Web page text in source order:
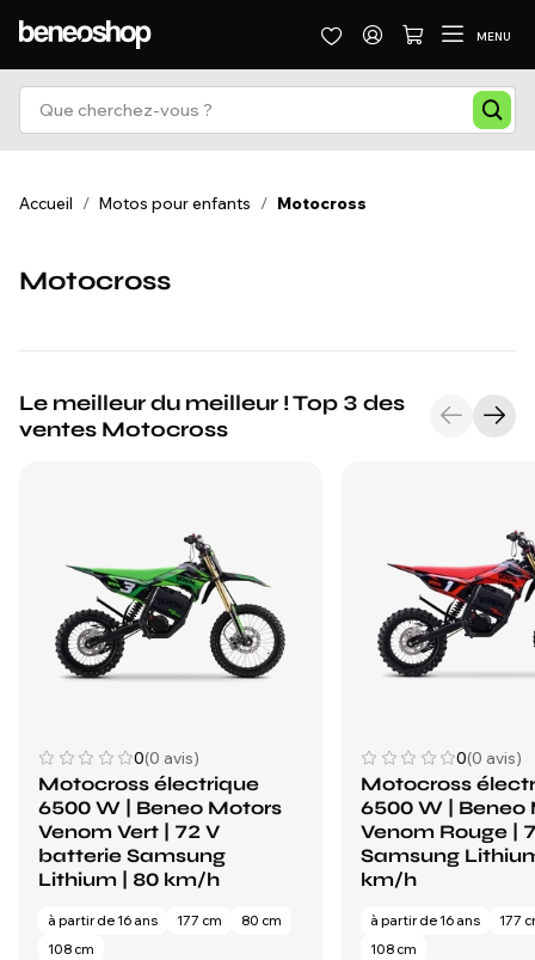
MENU
Accueil / Motos pour enfants / Motocross
Motocross
Le meilleur du meilleur ! Top 3 des
ventes Motocross
0(0 avis)
Motocross électrique
6500 W | Beneo Motors
Venom Vert | 72 V
batterie Samsung
Lithium | 80 km/h
à partir de 16 ans 177 cm
80 cm
108 cm
0(0 avis)
Motocross
6500 W | Beneo
Venom Rouge |
Samsung
km/h
à partir de 16 ans
177
108 cm